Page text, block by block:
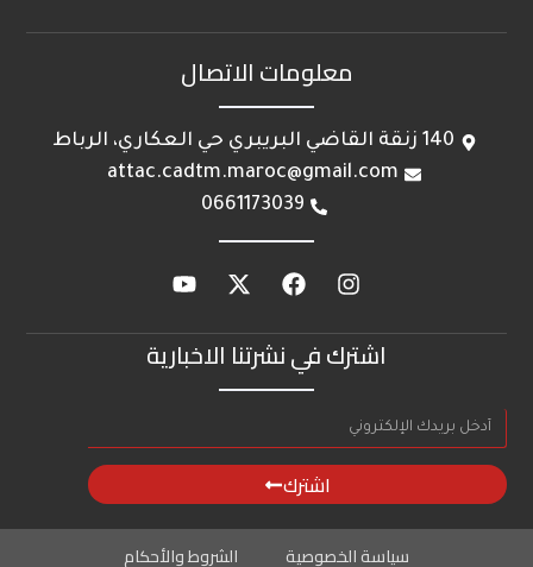
اشترك في نشرتنا الاخبارية
اشترك
معلومات الاتصال
140 زنقة القاضي البريبري حي العكاري، الرباط
attac.cadtm.maroc@gmail.com
0661173039
سياسة الخصوصية الشروط والأحكام